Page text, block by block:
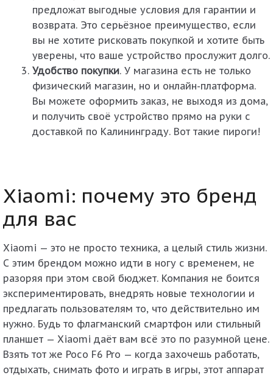
предложат выгодные условия для гарантии и
возврата. Это серьёзное преимущество, если
вы не хотите рисковать покупкой и хотите быть
уверены, что ваше устройство прослужит долго.
Удобство покупки. У магазина есть не только
физический магазин, но и онлайн-платформа.
Вы можете оформить заказ, не выходя из дома,
и получить своё устройство прямо на руки с
доставкой по Калининграду. Вот такие пироги!
Xiaomi: почему это бренд
для вас
Xiaomi — это не просто техника, а целый стиль жизни.
С этим брендом можно идти в ногу с временем, не
разоряя при этом свой бюджет. Компания не боится
экспериментировать, внедрять новые технологии и
предлагать пользователям то, что действительно им
нужно. Будь то флагманский смартфон или стильный
планшет — Xiaomi даёт вам всё это по разумной цене.
Взять тот же Poco F6 Pro — когда захочешь работать,
отдыхать, снимать фото и играть в игры, этот аппарат